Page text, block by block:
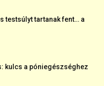
testsúlyt tartanak fent… a
kulcs a póniegészséghez